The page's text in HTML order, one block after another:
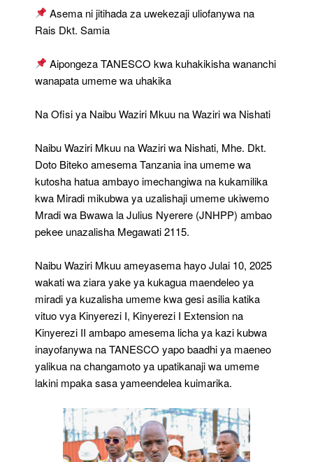
Dk
Biteko
Asema ni jitihada za uwekezaji uliofanywa na
Rais Dkt. Samia
Aipongeza TANESCO kwa kuhakikisha wananchi
wanapata umeme wa uhakika
Na Ofisi ya Naibu Waziri Mkuu na Waziri wa Nishati
Naibu Waziri Mkuu na Waziri wa Nishati, Mhe. Dkt.
Doto Biteko amesema Tanzania ina umeme wa
kutosha hatua ambayo imechangiwa na kukamilika
kwa Miradi mikubwa ya uzalishaji umeme ukiwemo
Mradi wa Bwawa la Julius Nyerere (JNHPP) ambao
pekee unazalisha Megawati 2115.
Naibu Waziri Mkuu ameyasema hayo Julai 10, 2025
wakati wa ziara yake ya kukagua maendeleo ya
miradi ya kuzalisha umeme kwa gesi asilia katika
vituo vya Kinyerezi I, Kinyerezi I Extension na
Kinyerezi II ambapo amesema licha ya kazi kubwa
inayofanywa na TANESCO yapo baadhi ya maeneo
yalikua na changamoto ya upatikanaji wa umeme
lakini mpaka sasa yameendelea kuimarika.